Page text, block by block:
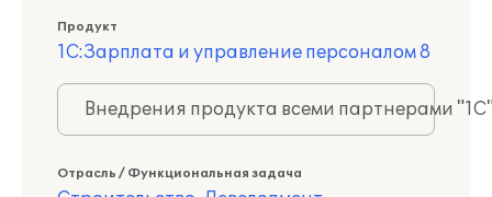
Продукт
1С:Зарплата и управление персоналом 8
Внедрения продукта всеми партнерами
Отрасль / Функциональная задача